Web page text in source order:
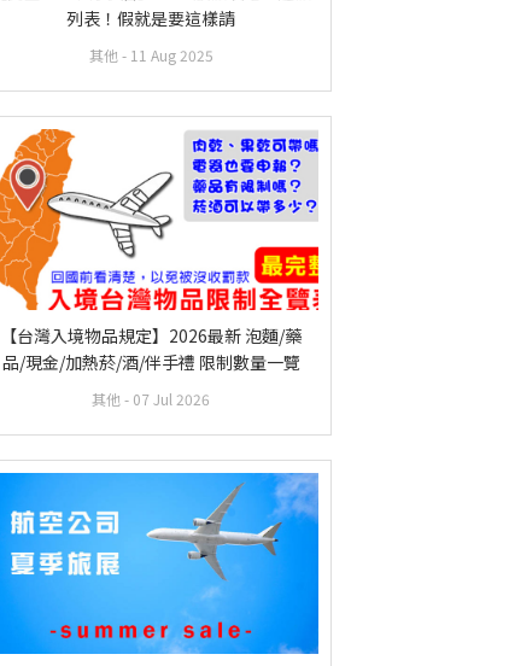
列表！假就是要這樣請
其他 - 11 Aug 2025
【台灣入境物品規定】2026最新 泡麵/藥
品/現金/加熱菸/酒/伴手禮 限制數量一覽
其他 - 07 Jul 2026